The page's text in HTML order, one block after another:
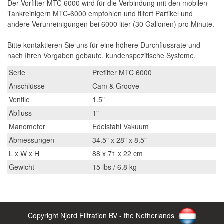
Der Vorfilter MTC 6000 wird für die Verbindung mit den mobilen
Tankreinigern MTC-6000 empfohlen und filtert Partikel und
andere Verunreinigungen bei 6000 liter (30 Gallonen) pro Minute.
Bitte kontaktieren Sie uns für eine höhere Durchflussrate und
nach Ihren Vorgaben gebaute, kundenspezifische Systeme.
Serie
Prefilter MTC 6000
Anschlüsse
Cam & Groove
Ventile
1.5"
Abfluss
1"
Manometer
Edelstahl Vakuum
Abmessungen
34.5" x 28" x 8.5"
L x W x H
88 x 71 x 22 cm
Gewicht
15 lbs / 6.8 kg
Copyright Njord Filtration BV - the Netherlands